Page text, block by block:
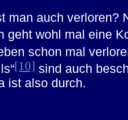
man auch verloren?
geht wohl mal eine
schon mal
[10] sind auch
ist also durch.